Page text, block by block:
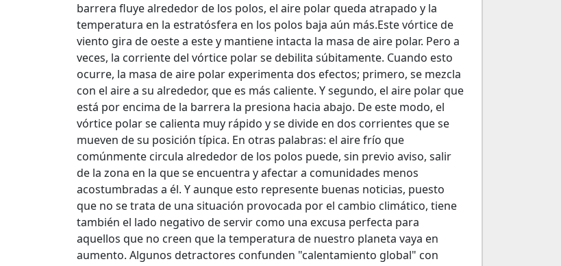
barrera fluye alrededor de los polos, el aire polar queda atrapado y la
temperatura en la estratósfera en los polos baja aún más.Este vórtice de
viento gira de oeste a este y mantiene intacta la masa de aire polar. Pero a
veces, la corriente del vórtice polar se debilita súbitamente. Cuando esto
ocurre, la masa de aire polar experimenta dos efectos; primero, se mezcla
con el aire a su alrededor, que es más caliente. Y segundo, el aire polar que
está por encima de la barrera la presiona hacia abajo. De este modo, el
vórtice polar se calienta muy rápido y se divide en dos corrientes que se
mueven de su posición típica. En otras palabras: el aire frío que
comúnmente circula alrededor de los polos puede, sin previo aviso, salir
de la zona en la que se encuentra y afectar a comunidades menos
acostumbradas a él. Y aunque esto represente buenas noticias, puesto
que no se trata de una situación provocada por el cambio climático, tiene
también el lado negativo de servir como una excusa perfecta para
aquellos que no creen que la temperatura de nuestro planeta vaya en
aumento. Algunos detractores confunden "calentamiento global" con